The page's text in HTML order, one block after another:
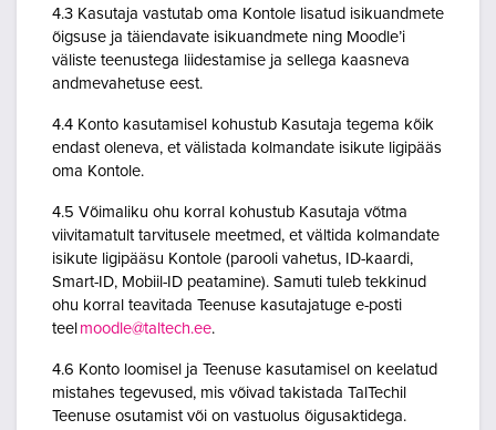
4.3 Kasutaja vastutab oma Kontole lisatud isikuandmete
õigsuse ja täiendavate isikuandmete ning Moodle’i
väliste teenustega liidestamise ja sellega kaasneva
andmevahetuse eest.
4.4 Konto kasutamisel kohustub Kasutaja tegema kõik
endast oleneva, et välistada kolmandate isikute ligipääs
oma Kontole.
4.5 Võimaliku ohu korral kohustub Kasutaja võtma
viivitamatult tarvitusele meetmed, et vältida kolmandate
isikute ligipääsu Kontole (parooli vahetus, ID-kaardi,
Smart-ID, Mobiil-ID peatamine). Samuti tuleb tekkinud
ohu korral teavitada Teenuse kasutajatuge e-posti
teel moodle@taltech.ee.
4.6 Konto loomisel ja Teenuse kasutamisel on keelatud
mistahes tegevused, mis võivad takistada TalTechil
Teenuse osutamist või on vastuolus õigusaktidega.